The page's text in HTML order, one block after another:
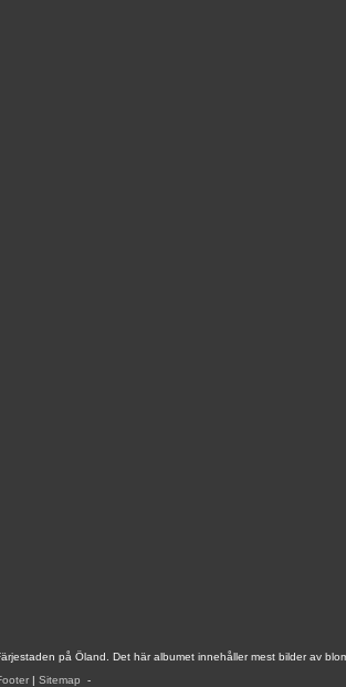
på Öland. Det här albumet innehåller mest bilder av
| Sitemap -